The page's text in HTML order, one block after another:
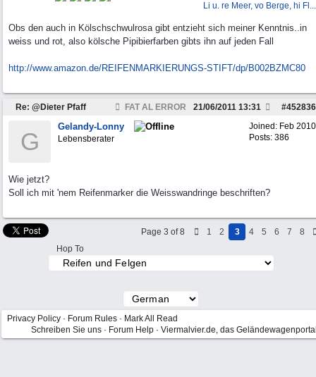
Li u. re Meer, vo Berge, hi Fl...
Obs den auch in Kölschschwulrosa gibt entzieht sich meiner Kenntnis..in
weiss und rot, also kölsche Pipibierfarben gibts ihn auf jeden Fall
http://www.amazon.de/REIFENMARKIERUNGS-STIFT/dp/B002BZMC80
Re: @Dieter Pfaff FAT AL ERROR #452836
21/06/2011 13:31
Joined: Feb 2010
Posts: 386
G
Gelandy-Lonny
Lebensberater
Wie jetzt?
Soll ich mit 'nem Reifenmarker die Weisswandringe beschriften?
Page 3 of 8 1 2 3 4 5 6 7
8
Hop To
Privacy Policy · Forum Rules · Mark All Read
Schreiben Sie uns · Forum Help · Viermalvier.de, das